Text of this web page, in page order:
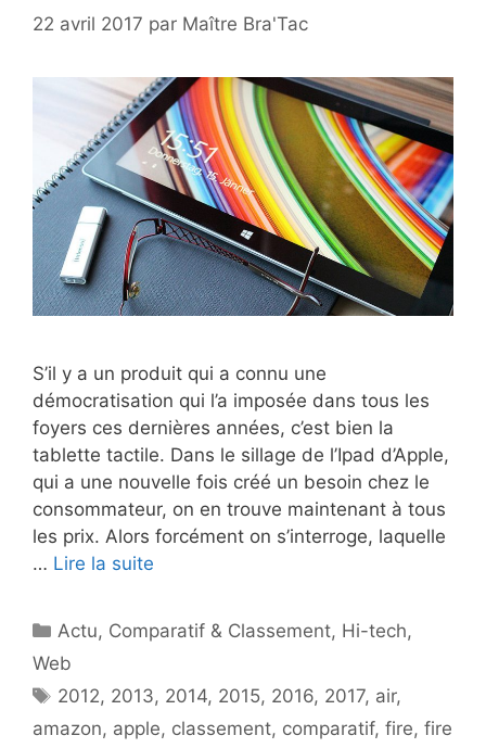
22 avril 2017 par Maître Bra'Tac
S’il y a un produit qui a connu une
démocratisation qui l’a imposée dans tous les
foyers ces dernières années, c’est bien la
tablette tactile. Dans le sillage de l’Ipad d’Apple,
qui a une nouvelle fois créé un besoin chez le
consommateur, on en trouve maintenant à tous
les prix. Alors forcément on s’interroge, laquelle
… Lire la suite
Catégories
Actu, Comparatif & Classement, Hi-tech,
Web
Étiquettes
2012, 2013, 2014, 2015, 2016, 2017, air,
amazon, apple, classement, comparatif, fire, fire